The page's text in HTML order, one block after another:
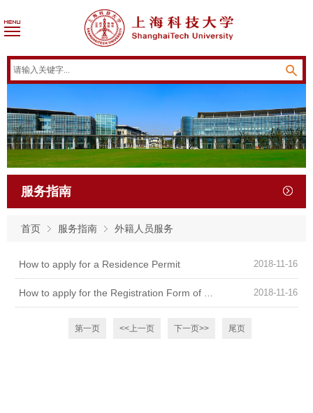
服务指南
首页 服务指南 外籍人员服务
How to apply for a Residence Permit 2018-11-16
How to apply for the Registration Form of Temporary Residence 2018-11-16
第一页 <<上一页 下一页>> 尾页